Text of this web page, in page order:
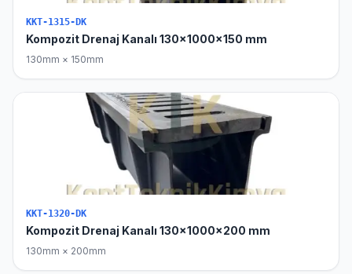
KKT-1315-DK
Kompozit Drenaj Kanalı 130x1000x150 mm
130mm × 150mm
KKT-1320-DK
Kompozit Drenaj Kanalı 130x1000x200 mm
130mm × 200mm